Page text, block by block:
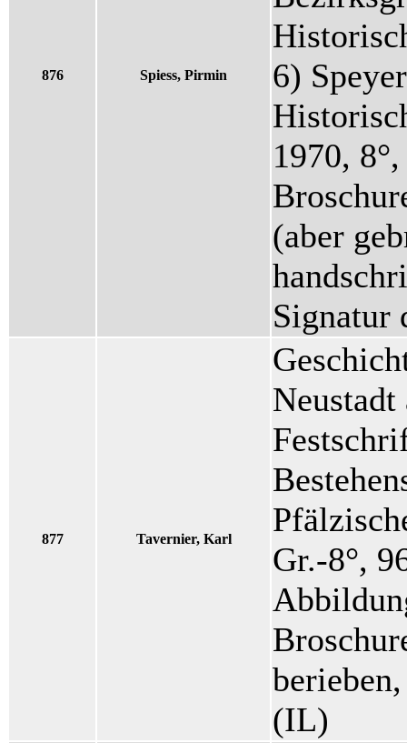
876 Spiess, Pirmin
6)
1970,
(aber
Signatur
877 Tavernier, Karl
Gr.-8°,
(IL)